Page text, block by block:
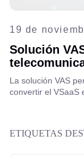
19 de
Solución
La solución VAS
convertir el VSaaS
ETIQUETAS